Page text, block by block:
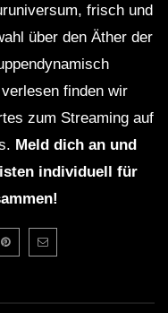
frisch und
über den Äther der
finden wir
zum Streaming auf
Meld dich an und
individuell für